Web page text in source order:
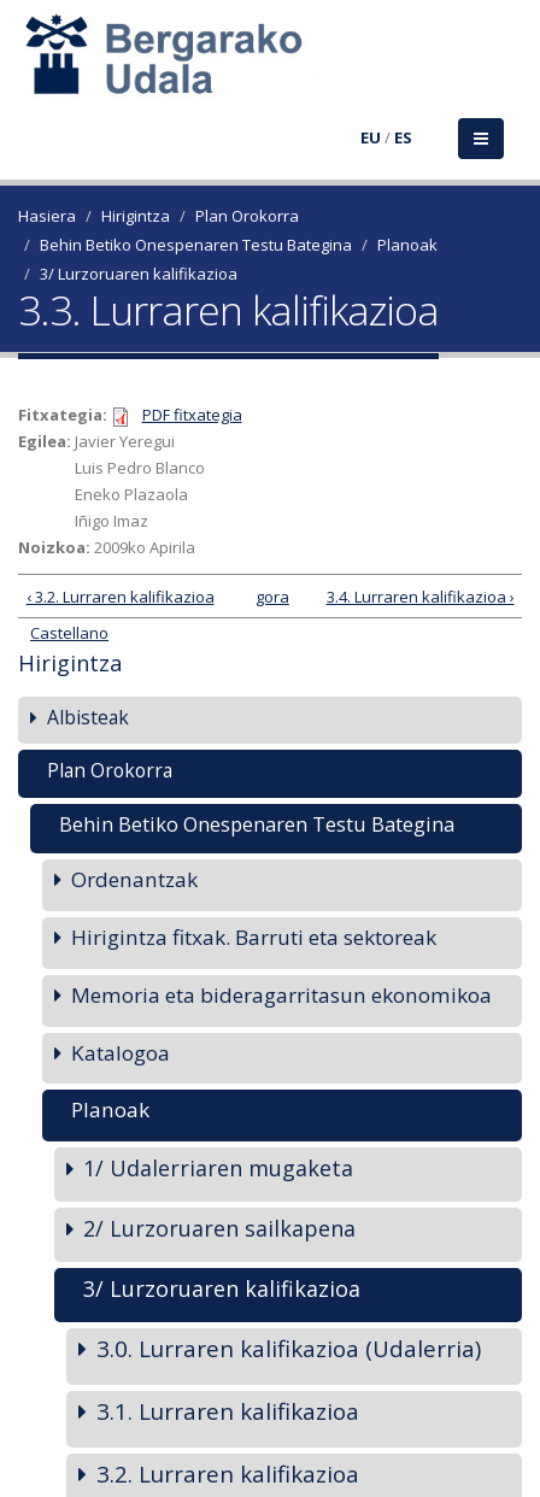
EU / ES
Hasiera Hirigintza
Plan Orokorra
Behin Betiko Onespenaren Testu Bategina
Planoak
3/ Lurzoruaren kalifikazioa
3.3. Lurraren kalifikazioa
Fitxategia:
PDF fitxategia
Egilea: Javier Yeregui
Luis Pedro Blanco
Eneko Plazaola
Iñigo Imaz
Noizkoa: 2009ko Apirila
‹ 3.2. Lurraren kalifikazioa gora
3.4. Lurraren kalifikazioa ›
Castellano
Hirigintza
Albisteak
Plan Orokorra
Behin Betiko Onespenaren Testu Bategina
Ordenantzak
Hirigintza fitxak. Barruti eta sektoreak
Memoria eta bideragarritasun ekonomikoa
Katalogoa
Planoak
1/ Udalerriaren mugaketa
2/ Lurzoruaren sailkapena
3/ Lurzoruaren kalifikazioa
3.0. Lurraren kalifikazioa (Udalerria)
3.1. Lurraren kalifikazioa
3.2. Lurraren kalifikazioa